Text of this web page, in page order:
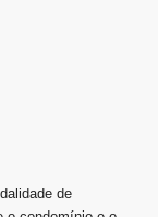
de